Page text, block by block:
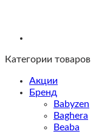
Категории товаров
Акции
Бренд
Babyzen
Baghera
Beaba